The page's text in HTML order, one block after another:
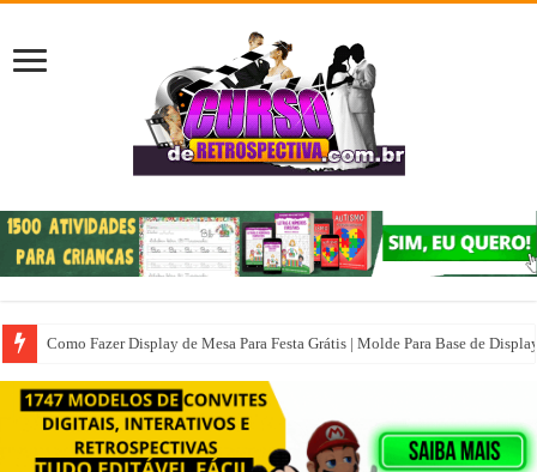
Como Fazer Display de Mesa Para Festa Grátis | Molde Para Base de